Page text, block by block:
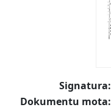
Signatura:
Dokumentu mota: